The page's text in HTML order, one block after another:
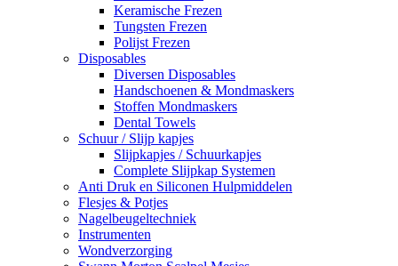
Keramische Frezen
Tungsten Frezen
Polijst Frezen
Disposables
Diversen Disposables
Handschoenen & Mondmaskers
Stoffen Mondmaskers
Dental Towels
Schuur / Slijp kapjes
Slijpkapjes / Schuurkapjes
Complete Slijpkap Systemen
Anti Druk en Siliconen Hulpmiddelen
Flesjes & Potjes
Nagelbeugeltechniek
Instrumenten
Wondverzorging